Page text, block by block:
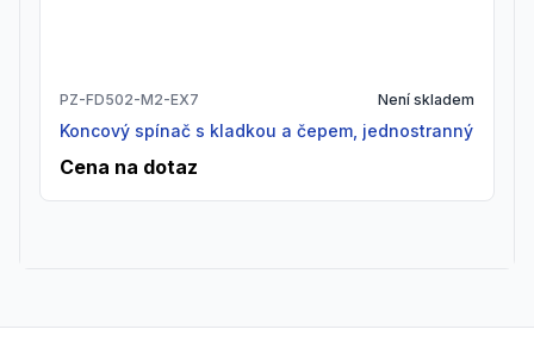
PZ-FD502-M2-EX7 Není skladem
Koncový spínač s kladkou a čepem, jednostranný
Cena na dotaz